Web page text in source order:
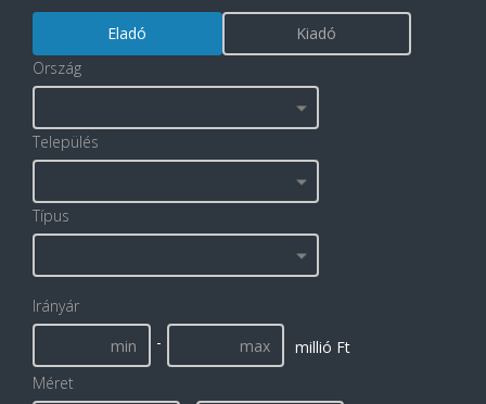
Eladó
Kiadó
Ország
Település
Típus
Irányár
-
millió Ft
Méret